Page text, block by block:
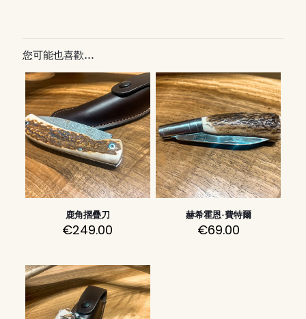
您可能也喜歡…
鹿角摺疊刀
€249.00
赫希霍恩·費特爾
€69.00